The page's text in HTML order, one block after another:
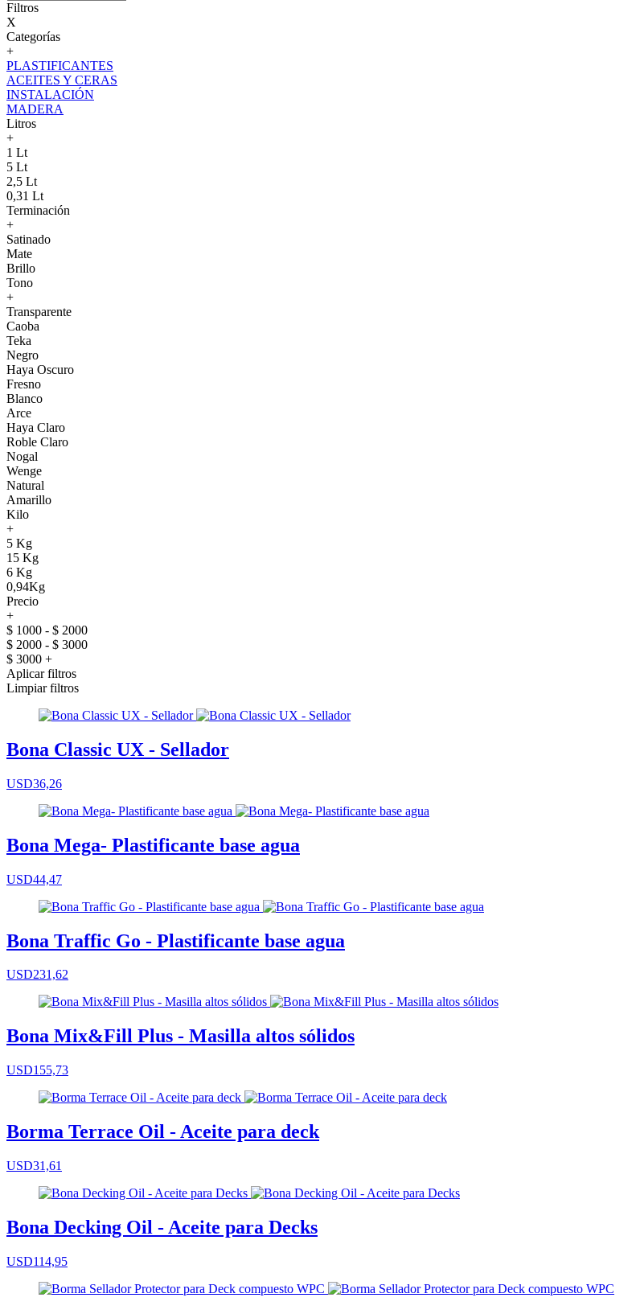
Filtros
X
Categorías
+
PLASTIFICANTES
ACEITES Y CERAS
INSTALACIÓN
MADERA
Litros
+
1 Lt
5 Lt
2,5 Lt
0,31 Lt
Terminación
+
Satinado
Mate
Brillo
Tono
+
Transparente
Caoba
Teka
Negro
Haya Oscuro
Fresno
Blanco
Arce
Haya Claro
Roble Claro
Nogal
Wenge
Natural
Amarillo
Kilo
+
5 Kg
15 Kg
6 Kg
0,94Kg
Precio
+
$ 1000 - $ 2000
$ 2000 - $ 3000
$ 3000 +
Aplicar filtros
Limpiar filtros
Bona Classic UX - Sellador
USD36,26
Bona Mega- Plastificante base agua
USD44,47
Bona Traffic Go - Plastificante base agua
USD231,62
Bona Mix&Fill Plus - Masilla altos sólidos
USD155,73
Borma Terrace Oil - Aceite para deck
USD31,61
Bona Decking Oil - Aceite para Decks
USD114,95